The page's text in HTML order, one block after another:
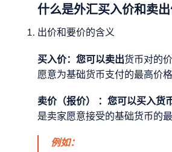
什么是外汇买入价和卖出
出价和要价的含义
买入价：您可以卖出货币对的
愿意为基础货币支付的最高价格
卖价（报价） ：您可以买入货
是卖家愿意接受的基础货币的最
例如：